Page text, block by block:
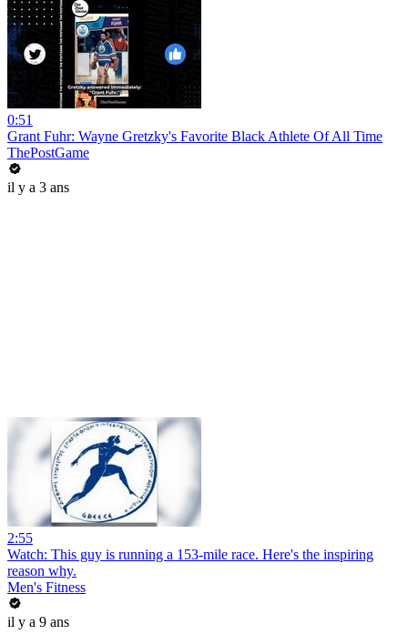
0:51
Grant Fuhr: Wayne Gretzky's Favorite Black Athlete Of All Time
ThePostGame
il y a 3 ans
2:55
Watch: This guy is running a 153-mile race. Here's the inspiring
reason why.
Men's Fitness
il y a 9 ans